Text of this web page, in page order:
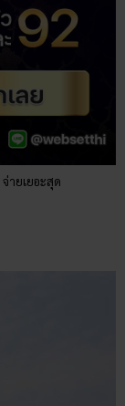
จ่ายเยอะสุด